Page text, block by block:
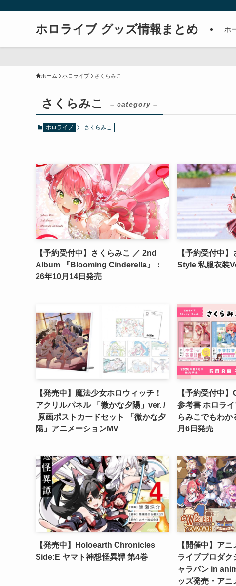
ホロライブ グッズ情報まとめ ホ
ホーム ホロライブ さくらみこ
さくらみこ – category –
ホロライブ さくらみこ
【予約受付中】さくらみこ ／ 2nd
Album 『Blooming Cinderella』：
26年10月14日発売
【予約受付中
Style 私服衣装
【発売中】魔法少女ホロウィッチ！
アクリルパネル 「微かな夕陽」ver. /
原画ポストカードセット 「微かな夕
陽」アニメーションMV
【予約受付中
参考書 ホロラ
らみこでもわか
月6日発売
【発売中】Holoearth Chronicles
Side:E ヤマト神想怪異譚 第4巻
【開催中】ア
ライブプロダク
ャラバン in
ッズ発売・アニ